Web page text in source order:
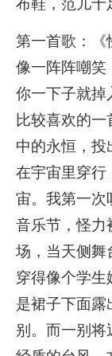
第一首歌：
像一阵阵嘲笑
你一下子就
比较喜欢的一
中的永恒，投
在宇宙里穿行
宙。我第一次
音乐节，怪力
场，当天侧舞
穿得像个学
是裙子下面
别。而一别